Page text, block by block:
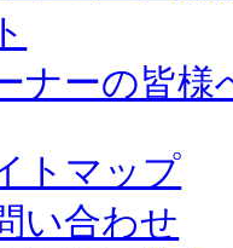
ナーの皆様
トマップ
い合わせ